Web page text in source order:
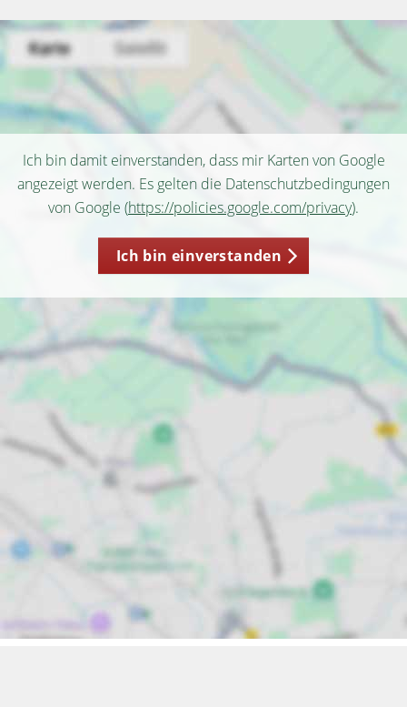
Ich bin damit einverstanden, dass mir Karten von Google
angezeigt werden. Es gelten die Datenschutzbedingungen
von Google (https://policies.google.com/privacy).
Ich bin einverstanden